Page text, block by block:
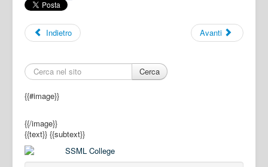
Indietro Avanti
Cerca
{{#image}}
{{/image}}
{{text}} {{subtext}}